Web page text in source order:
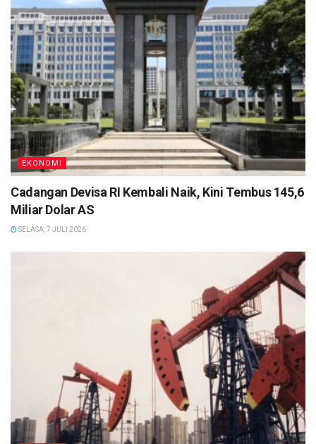
EKONOMI
Cadangan Devisa RI Kembali Naik, Kini Tembus 145,6
Miliar Dolar AS
SELASA, 7 JULI 2026